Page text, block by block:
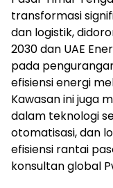
transformasi
dan logistik,
2030 dan UAE
pada
efisiensi energi
Kawasan ini juga
dalam teknologi
otomatisasi, dan
efisiensi rantai
konsultan global